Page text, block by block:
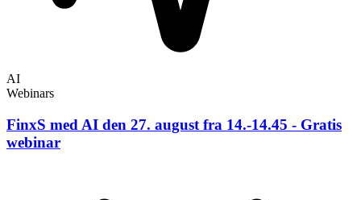
AI
Webinars
FinxS med AI den 27. august fra 14.-14.45 - Gratis
webinar